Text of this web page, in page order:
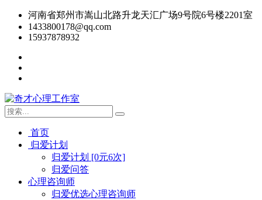
河南省郑州市嵩山北路升龙天汇广场9号院6号楼2201室
1433800178@qq.com
15937878932
首页
归爱计划
归爱计划 [0元6次]
归爱问答
心理咨询师
归爱优选心理咨询师